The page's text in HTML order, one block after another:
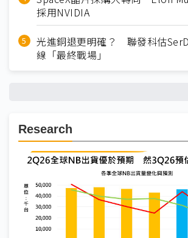
採用NVIDIA
光進銅退更明確？ 聯發科估
線「最終戰場」
Research